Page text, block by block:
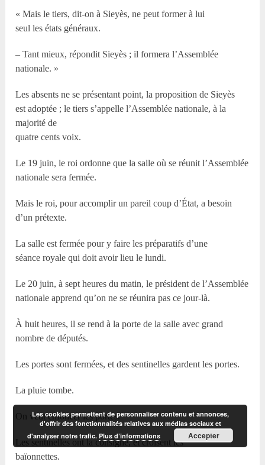
« Mais le tiers, dit-on à Sieyès, ne peut former à lui
seul les états généraux.
– Tant mieux, répondit Sieyès ; il formera l’Assemblée
nationale. »
Les absents ne se présentant point, la proposition de Sieyès
est adoptée ; le tiers s’appelle l’Assemblée nationale, à la
majorité de
quatre cents voix.
Le 19 juin, le roi ordonne que la salle où se réunit l’Assemblée
nationale sera fermée.
Mais le roi, pour accomplir un pareil coup d’État, a besoin
d’un prétexte.
La salle est fermée pour y faire les préparatifs d’une
séance royale qui doit avoir lieu le lundi.
Le 20 juin, à sept heures du matin, le président de l’Assemblée
nationale apprend qu’on ne se réunira pas ce jour-là.
À huit heures, il se rend à la porte de la salle avec grand
nombre de députés.
Les portes sont fermées, et des sentinelles gardent les portes.
La pluie tombe.
On veut enfoncer les portes.
Les sentinelles ont la consigne, et croisent les
baïonnettes.
Les cookies permettent de personnaliser contenu et annonces,
d'offrir des fonctionnalités relatives aux médias sociaux et
d'analyser notre trafic.Plus d’informations Accepter